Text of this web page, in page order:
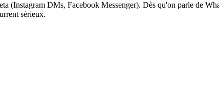
(Instagram DMs, Facebook Messenger). Dès qu'on parle de
sérieux.